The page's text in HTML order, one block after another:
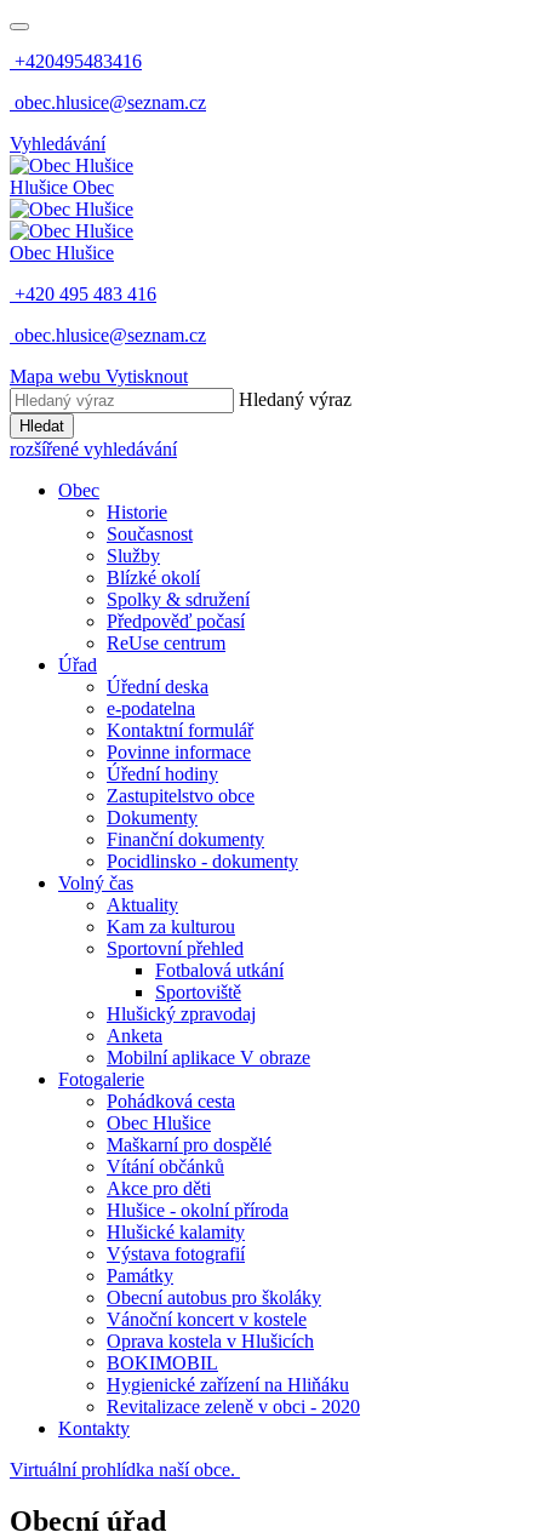
+420495483416
obec.hlusice@seznam.cz
Vyhledávání
Hlušice Obec
Obec Hlušice
+420 495 483 416
obec.hlusice@seznam.cz
Mapa webu Vytisknout
Hledaný výraz
Hledat
rozšířené vyhledávání
Obec
Historie
Současnost
Služby
Blízké okolí
Spolky & sdružení
Předpověď počasí
ReUse centrum
Úřad
Úřední deska
e-podatelna
Kontaktní formulář
Povinne informace
Úřední hodiny
Zastupitelstvo obce
Dokumenty
Finanční dokumenty
Pocidlinsko - dokumenty
Volný čas
Aktuality
Kam za kulturou
Sportovní přehled
Fotbalová utkání
Sportoviště
Hlušický zpravodaj
Anketa
Mobilní aplikace V obraze
Fotogalerie
Pohádková cesta
Obec Hlušice
Maškarní pro dospělé
Vítání občánků
Akce pro děti
Hlušice - okolní příroda
Hlušické kalamity
Výstava fotografií
Památky
Obecní autobus pro školáky
Vánoční koncert v kostele
Oprava kostela v Hlušicích
BOKIMOBIL
Hygienické zařízení na Hliňáku
Revitalizace zeleně v obci - 2020
Kontakty
Virtuální prohlídka naší obce.
Obecní úřad